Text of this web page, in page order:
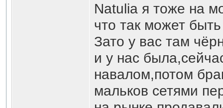
Natulia я тоже на
что так может
Зато у вас там
и у нас
навалом,потом
мальков сетями